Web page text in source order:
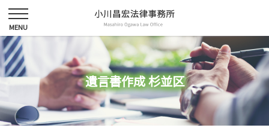
遺言書作成 杉並区